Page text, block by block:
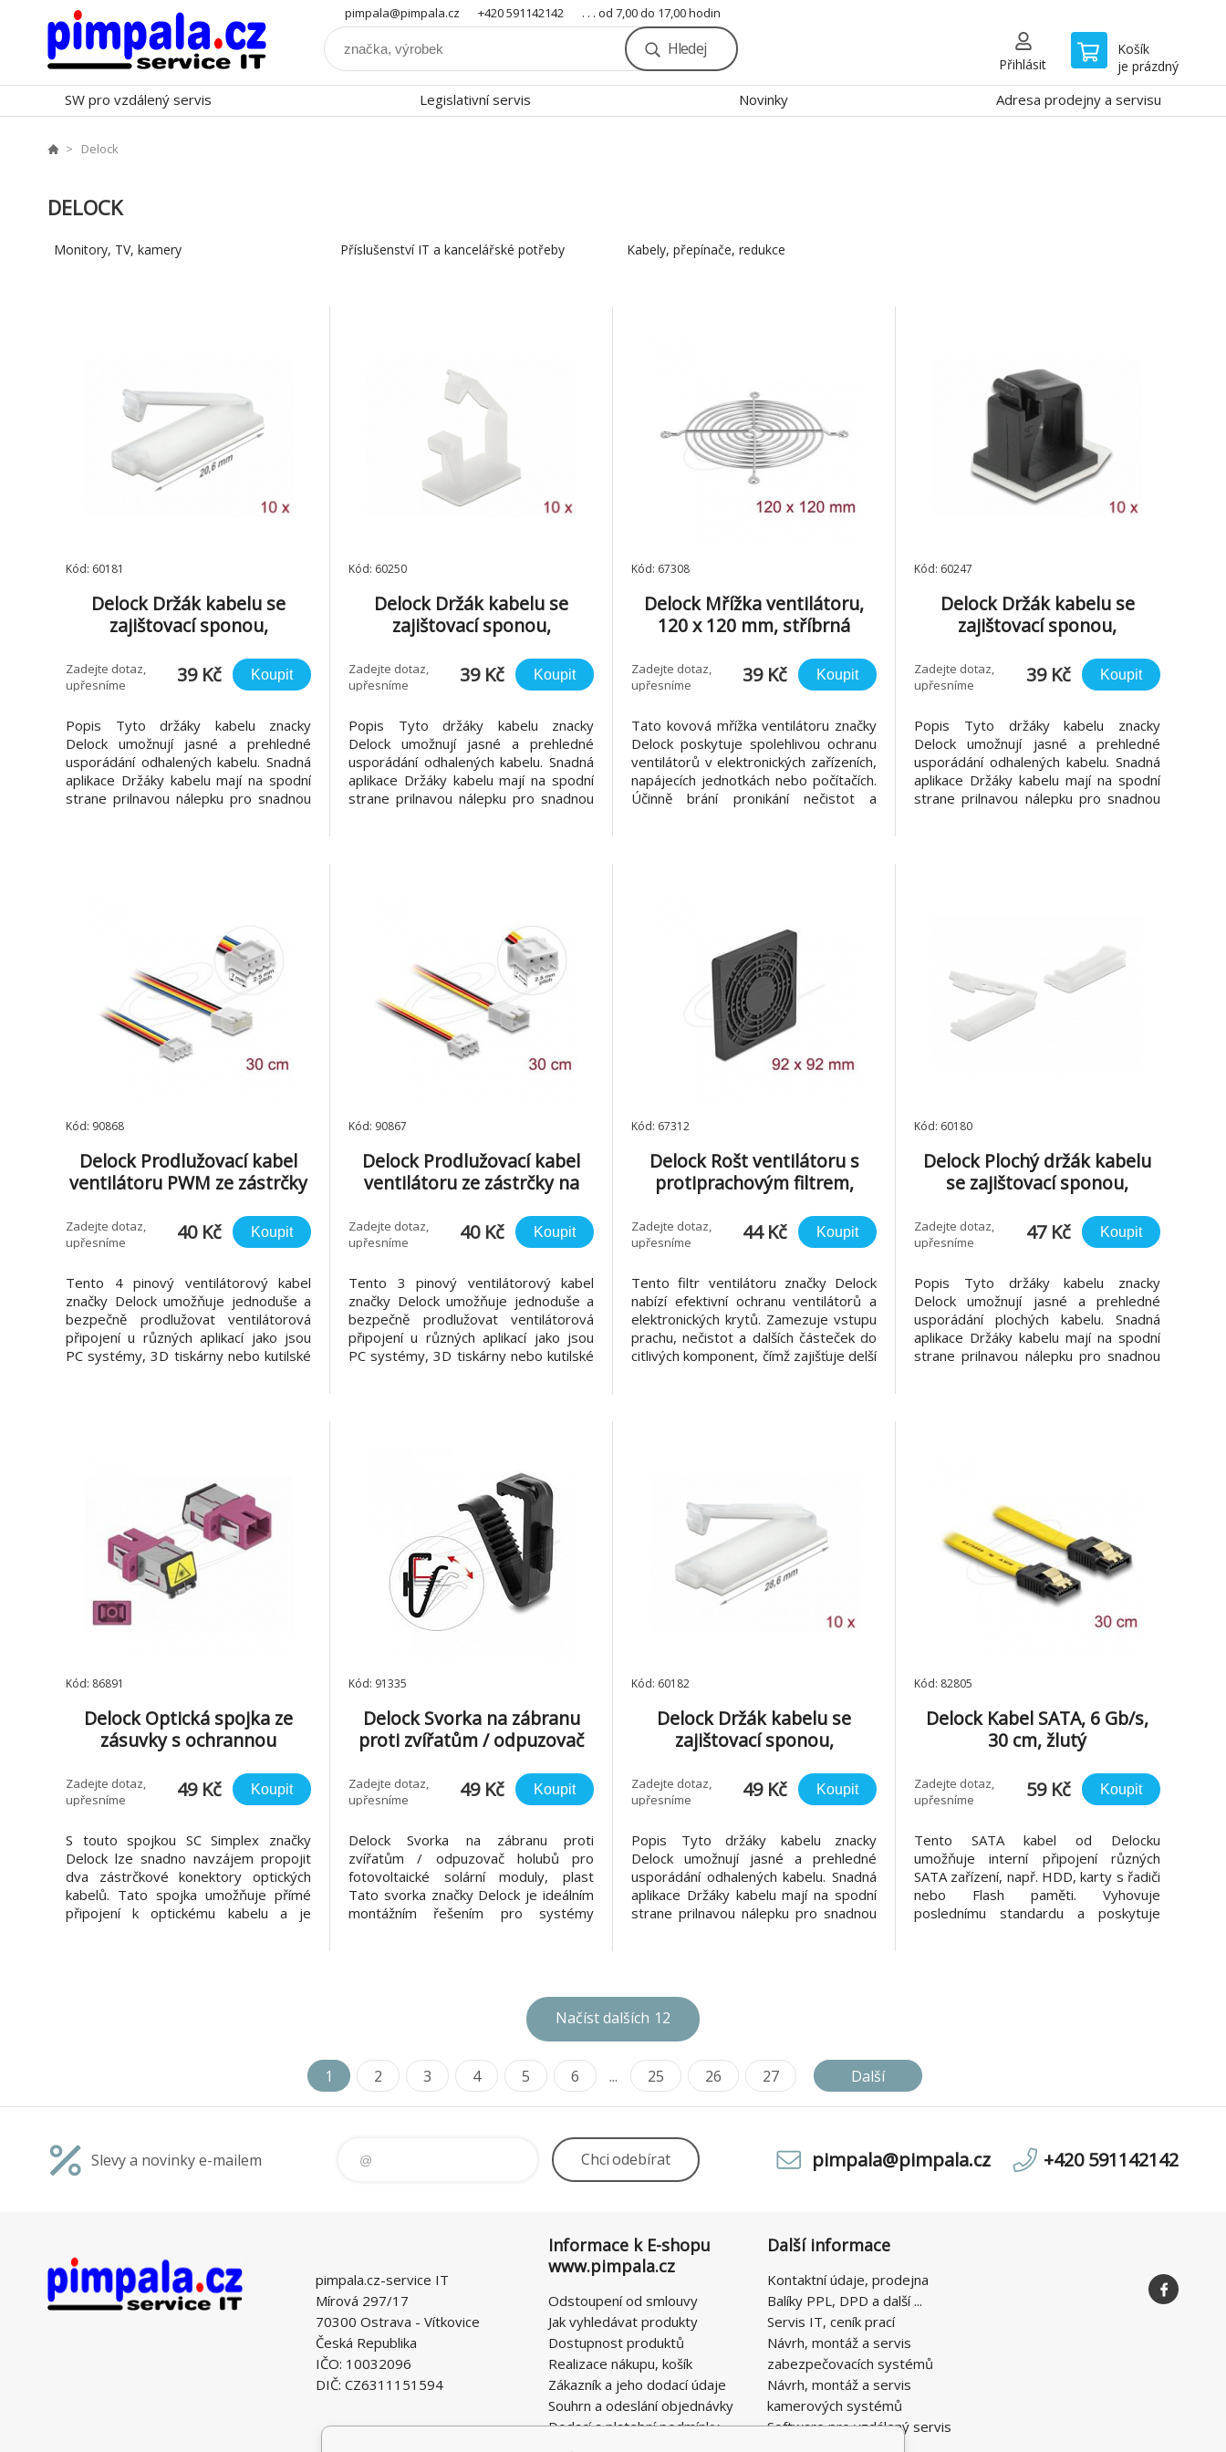
pimpala@pimpala.cz +420 591142142 . . . od 7,00 do 17,00 hodin
Hledej
Přihlásit
Košík
je prázdný
SW pro vzdálený servis Legislativní servis Novinky Adresa prodejny a servisu
Delock
DELOCK
Monitory, TV, kamery Příslušenství IT a kancelářské potřeby Kabely, přepínače, redukce
Kód: 60181
Delock Držák kabelu se
zajištovací sponou,
Zadejte dotaz,
upřesníme
39 Kč Koupit
Popis Tyto držáky kabelu znacky
Delock umožnují jasné a prehledné
usporádání odhalených kabelu. Snadná
aplikace Držáky kabelu mají na spodní
strane prilnavou nálepku pro snadnou
Kód: 60250
Delock Držák kabelu se
zajištovací sponou,
Zadejte dotaz,
upřesníme
39 Kč Koupit
Popis Tyto držáky kabelu znacky
Delock umožnují jasné a prehledné
usporádání odhalených kabelu. Snadná
aplikace Držáky kabelu mají na spodní
strane prilnavou nálepku pro snadnou
Kód: 67308
Delock Mřížka ventilátoru,
120 x 120 mm, stříbrná
Zadejte dotaz,
upřesníme
39 Kč Koupit
Tato kovová mřížka ventilátoru značky
Delock poskytuje spolehlivou ochranu
ventilátorů v elektronických zařízeních,
napájecích jednotkách nebo počítačích.
Účinně brání pronikání nečistot a
Kód: 60247
Delock Držák kabelu se
zajištovací sponou,
Zadejte dotaz,
upřesníme
39 Kč Koupit
Popis Tyto držáky kabelu znacky
Delock umožnují jasné a prehledné
usporádání odhalených kabelu. Snadná
aplikace Držáky kabelu mají na spodní
strane prilnavou nálepku pro snadnou
Kód: 90868
Delock Prodlužovací kabel
ventilátoru PWM ze zástrčky
Zadejte dotaz,
upřesníme
40 Kč Koupit
Tento 4 pinový ventilátorový kabel
značky Delock umožňuje jednoduše a
bezpečně prodlužovat ventilátorová
připojení u různých aplikací jako jsou
PC systémy, 3D tiskárny nebo kutilské
Kód: 90867
Delock Prodlužovací kabel
ventilátoru ze zástrčky na
Zadejte dotaz,
upřesníme
40 Kč Koupit
Tento 3 pinový ventilátorový kabel
značky Delock umožňuje jednoduše a
bezpečně prodlužovat ventilátorová
připojení u různých aplikací jako jsou
PC systémy, 3D tiskárny nebo kutilské
Kód: 67312
Delock Rošt ventilátoru s
protiprachovým filtrem,
Zadejte dotaz,
upřesníme
44 Kč Koupit
Tento filtr ventilátoru značky Delock
nabízí efektivní ochranu ventilátorů a
elektronických krytů. Zamezuje vstupu
prachu, nečistot a dalších částeček do
citlivých komponent, čímž zajišťuje delší
Kód: 60180
Delock Plochý držák kabelu
se zajištovací sponou,
Zadejte dotaz,
upřesníme
47 Kč Koupit
Popis Tyto držáky kabelu znacky
Delock umožnují jasné a prehledné
usporádání plochých kabelu. Snadná
aplikace Držáky kabelu mají na spodní
strane prilnavou nálepku pro snadnou
Kód: 86891
Delock Optická spojka ze
zásuvky s ochrannou
Simplex na zásuvku SC
Simplex, Multi-mode, fialová
Zadejte dotaz,
upřesníme
49 Kč Koupit
S touto spojkou SC Simplex značky
Delock lze snadno navzájem propojit
dva zástrčkové konektory optických
kabelů. Tato spojka umožňuje přímé
připojení k optickému kabelu a je
Kód: 91335
Delock Svorka na zábranu
proti zvířatům / odpuzovač
solární moduly, plast
Zadejte dotaz,
upřesníme
49 Kč Koupit
Delock Svorka na zábranu proti
zvířatům / odpuzovač holubů pro
fotovoltaické solární moduly, plast
Tato svorka značky Delock je ideálním
montážním řešením pro systémy
šroubování Svorka zajišťuje, aby
Kód: 60182
Delock Držák kabelu se
zajištovací sponou,
Zadejte dotaz,
upřesníme
49 Kč Koupit
Popis Tyto držáky kabelu znacky
Delock umožnují jasné a prehledné
usporádání odhalených kabelu. Snadná
aplikace Držáky kabelu mají na spodní
strane prilnavou nálepku pro snadnou
prírodní • Rozme
Kód: 82805
Delock Kabel SATA, 6 Gb/s,
30 cm, žlutý
Zadejte dotaz,
upřesníme
59 Kč Koupit
Tento SATA kabel od Delocku
umožňuje interní připojení různých
SATA zařízení, např. HDD, karty s řadiči
nebo Flash paměti. Vyhovuje
poslednímu standardu a poskytuje
Načíst dalších 12
1 2 3 4 5 6 ... 25 26 27 Další
Slevy a novinky e-mailem Chciodebírat pimpala@pimpala.cz +420 591142142
pimpala.cz-service IT
Mírová 297/17
70300 Ostrava - Vítkovice
Česká Republika
IČO: 10032096
DIČ: CZ6311151594
Informace k E-shopu
www.pimpala.cz
Odstoupení od smlouvy
Jak vyhledávat produkty
Dostupnost produktů
Realizace nákupu, košík
Zákazník a jeho dodací údaje
Souhrn a odeslání objednávky
Dodací a platební podmínky
Další informace
Kontaktní údaje, prodejna
Balíky PPL, DPD a další ...
Servis IT, ceník prací
Návrh, montáž a servis
zabezpečovacích systémů
Návrh, montáž a servis
kamerových systémů
Software pro vzdálený servis